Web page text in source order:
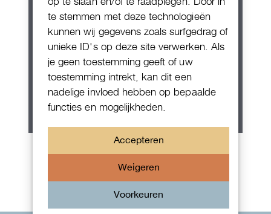
te stemmen met deze technologieën
kunnen wij gegevens zoals surfgedrag of
unieke ID's op deze site verwerken. Als
je geen toestemming geeft of uw
toestemming intrekt, kan dit een
nadelige invloed hebben op bepaalde
functies en mogelijkheden.
Accepteren
Weigeren
Voorkeuren
Rolex Oyster Perpetual 36